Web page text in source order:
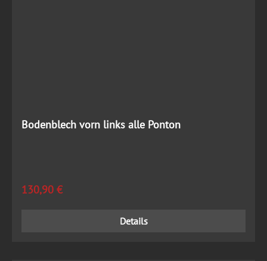
Bodenblech vorn links alle Ponton
Regulärer Preis:
130,90 €
Details